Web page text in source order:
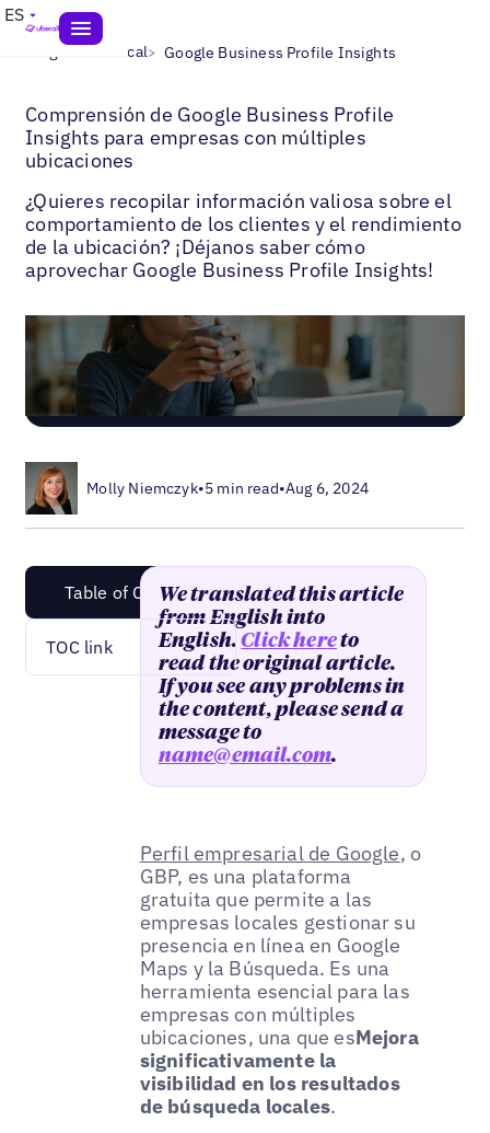
ES
Blogs> SEO local> Google Business Profile Insights
Comprensión de Google Business Profile
Insights para empresas con múltiples
ubicaciones
¿Quieres recopilar información valiosa sobre el
comportamiento de los clientes y el rendimiento
de la ubicación? ¡Déjanos saber cómo
aprovechar Google Business Profile Insights!
Molly Niemczyk•5 min read•Aug 6, 2024
Table of Content
TOC link
We translated this article
from English into
English.Click hereto
read the original article.
If you see any problems in
the content, please send a
message to
name@email.com.
Perfil empresarial de Google, o
GBP, es una plataforma
gratuita que permite a las
empresas locales gestionar su
presencia en línea en Google
Maps y la Búsqueda. Es una
herramienta esencial para las
empresas con múltiples
ubicaciones, una que esMejora
significativamente la
visibilidad en los resultados
de búsqueda locales.